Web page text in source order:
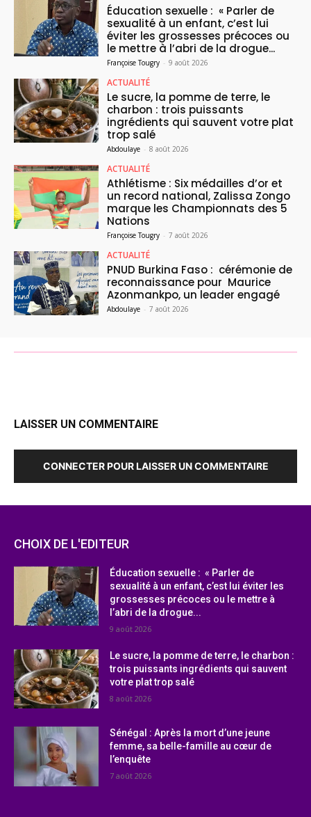
Éducation sexuelle : « Parler de
sexualité à un enfant, c’est lui
éviter les grossesses précoces ou
le mettre à l’abri de la drogue...
Françoise Tougry - 9 août 2026
ACTUALITÉ
Le sucre, la pomme de terre, le
charbon : trois puissants
ingrédients qui sauvent votre plat
trop salé
Abdoulaye - 8 août 2026
ACTUALITÉ
Athlétisme : Six médailles d’or et
un record national, Zalissa Zongo
marque les Championnats des 5
Nations
Françoise Tougry - 7 août 2026
ACTUALITÉ
PNUD Burkina Faso : cérémonie de
reconnaissance pour Maurice
Azonmankpo, un leader engagé
Abdoulaye - 7 août 2026
LAISSER UN COMMENTAIRE
CONNECTER POUR LAISSER UN COMMENTAIRE
CHOIX DE L'EDITEUR
Éducation sexuelle : « Parler de
sexualité à un enfant, c’est lui éviter les
grossesses précoces ou le mettre à
l’abri de la drogue...
9 août 2026
Le sucre, la pomme de terre, le charbon :
trois puissants ingrédients qui sauvent
votre plat trop salé
8 août 2026
Sénégal : Après la mort d’une jeune
femme, sa belle-famille au cœur de
l’enquête
7 août 2026